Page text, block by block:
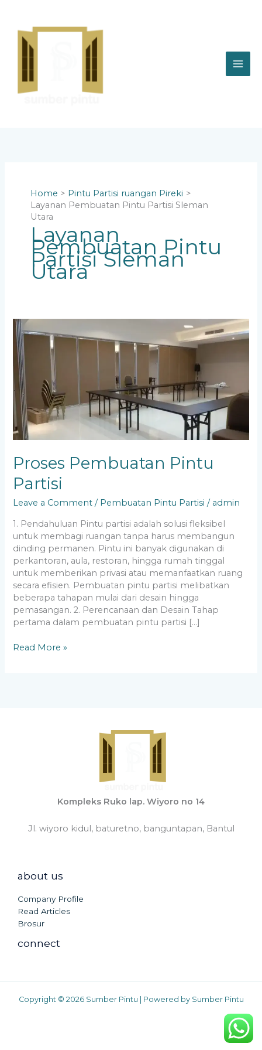
content
Home
Pintu Partisi ruangan Pireki
Layanan Pembuatan Pintu Partisi Sleman
Utara
Layanan
Pembuatan Pintu
Partisi Sleman
Utara
Proses Pembuatan Pintu
Partisi
Leave a Comment / Pembuatan Pintu Partisi / admin
1. Pendahuluan Pintu partisi adalah solusi fleksibel
untuk membagi ruangan tanpa harus membangun
dinding permanen. Pintu ini banyak digunakan di
perkantoran, aula, restoran, hingga rumah tinggal
untuk memberikan privasi atau memanfaatkan ruang
secara efisien. Pembuatan pintu partisi melibatkan
beberapa tahapan mulai dari desain hingga
pemasangan. 2. Perencanaan dan Desain Tahap
pertama dalam pembuatan pintu partisi […]
Proses
Pembuatan
Pintu
Partisi
Read More »
Kompleks Ruko lap. Wiyoro no 14
Jl. wiyoro kidul, baturetno, banguntapan, Bantul
about us
Company Profile
Read Articles
Brosur
connect
Copyright © 2026 Sumber Pintu | Powered by Sumber Pintu